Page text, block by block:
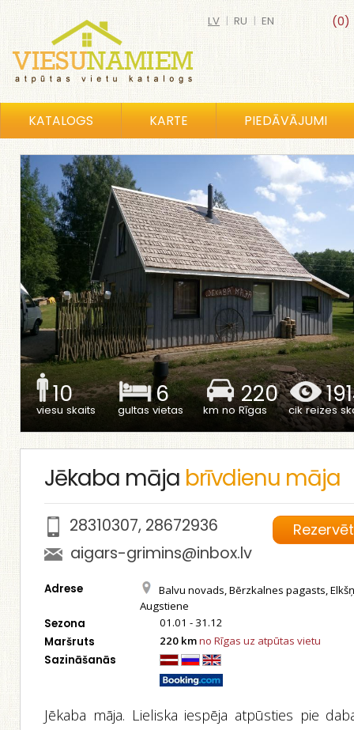
(0)
LV | RU | EN
KATALOGS KARTE PIEDĀVĀJUMI
10
viesu skaits
6
gultas vietas
220
km no Rīgas cik reizes
Jēkaba māja brīvdienu māja
Rezervēt
28310307, 28672936
aigars-grimins@inbox.lv
Adrese
Balvu novads, Bērzkalnes pagasts,
Augstiene
Sezona 01.01 - 31.12
Maršruts 220 kmno Rīgas uz atpūtas vietu
Sazināšanās
Jēkaba māja. Lieliska iespēja atpūsties pie